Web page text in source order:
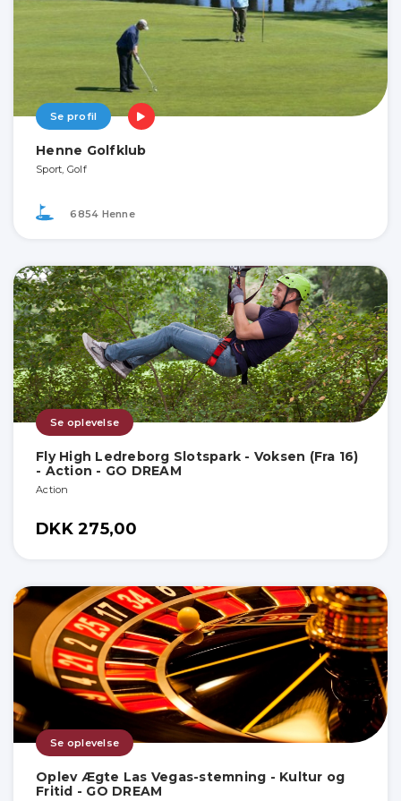
Se profil
Henne Golfklub
Sport, Golf
6854 Henne
Se oplevelse
Fly High Ledreborg Slotspark - Voksen (Fra 16)
- Action - GO DREAM
Action
DKK 275,00
Se oplevelse
Oplev Ægte Las Vegas-stemning - Kultur og
Fritid - GO DREAM